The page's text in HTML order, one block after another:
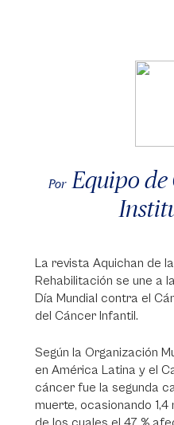
Por Equipo
La revista Aquichan de
Rehabilitación se une a
Día Mundial contra el
del Cáncer Infantil.
Según la Organización
en América Latina y el
cáncer fue la segunda
muerte, ocasionando